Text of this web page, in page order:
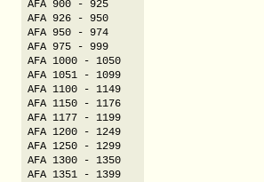
AFA 900 - 925
AFA 926 - 950
AFA 950 - 974
AFA 975 - 999
AFA 1000 - 1050
AFA 1051 - 1099
AFA 1100 - 1149
AFA 1150 - 1176
AFA 1177 - 1199
AFA 1200 - 1249
AFA 1250 - 1299
AFA 1300 - 1350
AFA 1351 - 1399